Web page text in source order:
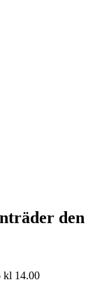
den
kl 14.00